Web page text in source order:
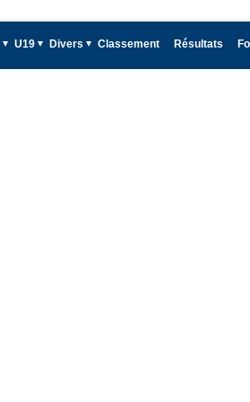
U19 Divers Classement Résultats